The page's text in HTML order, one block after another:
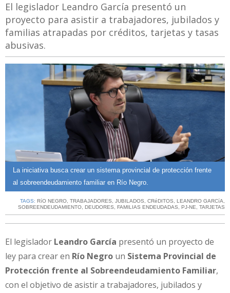
El legislador Leandro García presentó un
proyecto para asistir a trabajadores, jubilados y
familias atrapadas por créditos, tarjetas y tasas
abusivas.
La iniciativa busca crear un sistema provincial de protección frente
al sobreendeudamiento familiar en Río Negro.
TAGS: RíO NEGRO, TRABAJADORES, JUBILADOS, CRéDITOS, LEANDRO GARCíA,
SOBREENDEUDAMIENTO, DEUDORES, FAMILIAS ENDEUDADAS, PJ-NE, TARJETAS
El legislador Leandro García presentó un proyecto de
ley para crear en Río Negro un Sistema Provincial de
Protección frente al Sobreendeudamiento Familiar,
con el objetivo de asistir a trabajadores, jubilados y